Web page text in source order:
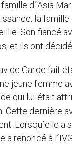
d´Asia
la famille
Son fiancé
et ils ont
de Garde fait
jeune femme
qui lui était
Cette dernière
Lorsqu´elle a
a renoncé à